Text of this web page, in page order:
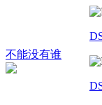
不能没有谁